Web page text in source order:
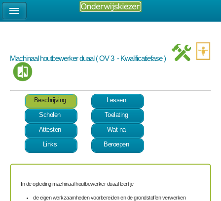
Machinaal houtbewerker duaal ( OV 3 - Kwalificatiefase )
Beschrijving
Lessen
Scholen
Toelating
Attesten
Wat na
Links
Beroepen
In de opleiding machinaal houtbewerker duaal leert je
de eigen werkzaamheden voorbereiden en de grondstoffen verwerken